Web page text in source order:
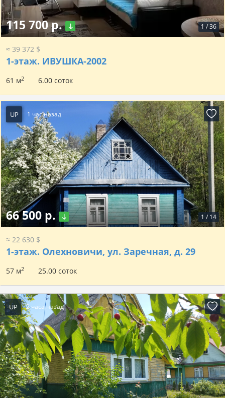
1 /36
115 700 р.
≈ 39 372 $
1-этаж. ИВУШКА-2002
61 м2 6.00 соток
UP 1 час назад
1 / 14
66 500 р.
≈ 22 630 $
1-этаж. Олехновичи, ул. Заречная, д. 29
57 м2 25.00 соток
UP 2 часа назад